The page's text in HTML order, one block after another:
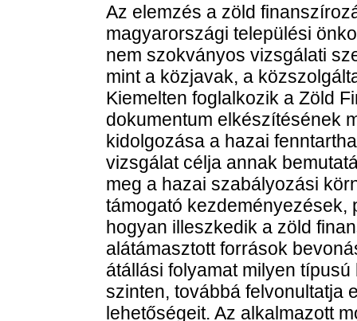
Az elemzés a zöld
magyarországi települési
nem szokványos vizsgálati
mint a közjavak, a
Kiemelten foglalkozik a Zöld
dokumentum elkészítésének
kidolgozása a hazai
vizsgálat célja annak
meg a hazai szabályozási
támogató
hogyan illeszkedik a zöld
alátámasztott források
átállási folyamat milyen
szinten, továbbá felvonultatja
lehetőségeit. Az alkalmazott